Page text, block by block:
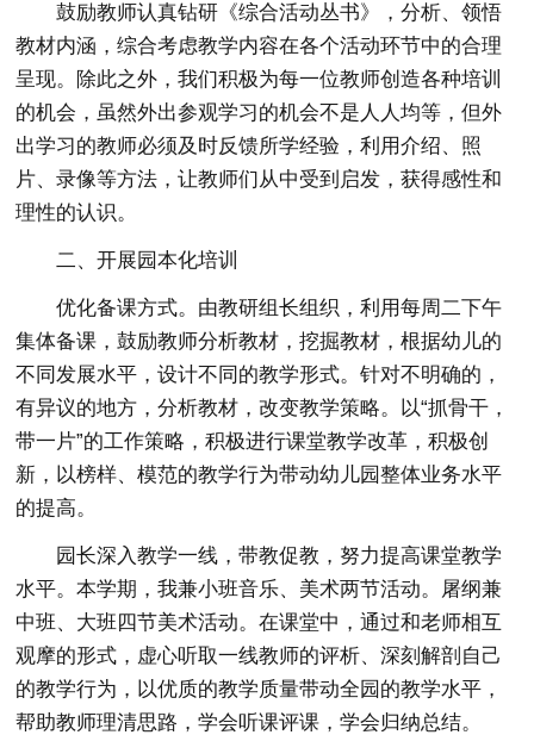
鼓励教师认真钻研《综合活动丛书》，分析、领悟
教材内涵，综合考虑教学内容在各个活动环节中的合理
呈现。除此之外，我们积极为每一位教师创造各种培训
的机会，虽然外出参观学习的机会不是人人均等，但外
出学习的教师必须及时反馈所学经验，利用介绍、照
片、录像等方法，让教师们从中受到启发，获得感性和
理性的认识。
二、开展园本化培训
优化备课方式。由教研组长组织，利用每周二下午
集体备课，鼓励教师分析教材，挖掘教材，根据幼儿的
不同发展水平，设计不同的教学形式。针对不明确的，
有异议的地方，分析教材，改变教学策略。以“抓骨干，
带一片”的工作策略，积极进行课堂教学改革，积极创
新，以榜样、模范的教学行为带动幼儿园整体业务水平
的提高。
园长深入教学一线，带教促教，努力提高课堂教学
水平。本学期，我兼小班音乐、美术两节活动。屠纲兼
中班、大班四节美术活动。在课堂中，通过和老师相互
观摩的形式，虚心听取一线教师的评析、深刻解剖自己
的教学行为，以优质的教学质量带动全园的教学水平，
帮助教师理清思路，学会听课评课，学会归纳总结。